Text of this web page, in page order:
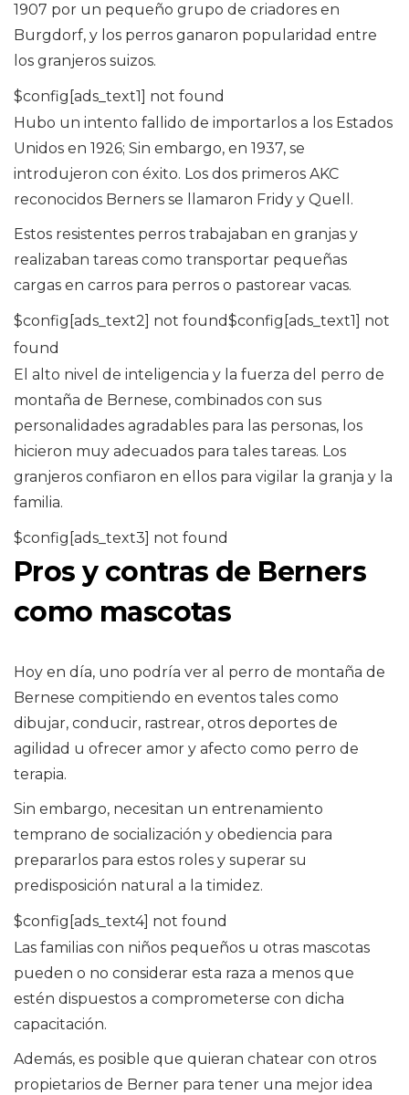
1907 por un pequeño grupo de criadores en
Burgdorf, y los perros ganaron popularidad entre
los granjeros suizos.
$config[ads_text1] not found
Hubo un intento fallido de importarlos a los Estados
Unidos en 1926; Sin embargo, en 1937, se
introdujeron con éxito. Los dos primeros AKC
reconocidos Berners se llamaron Fridy y Quell.
Estos resistentes perros trabajaban en granjas y
realizaban tareas como transportar pequeñas
cargas en carros para perros o pastorear vacas.
$config[ads_text2] not found$config[ads_text1] not
found
El alto nivel de inteligencia y la fuerza del perro de
montaña de Bernese, combinados con sus
personalidades agradables para las personas, los
hicieron muy adecuados para tales tareas. Los
granjeros confiaron en ellos para vigilar la granja y la
familia.
$config[ads_text3] not found
Pros y contras de Berners
como mascotas
Hoy en día, uno podría ver al perro de montaña de
Bernese compitiendo en eventos tales como
dibujar, conducir, rastrear, otros deportes de
agilidad u ofrecer amor y afecto como perro de
terapia.
Sin embargo, necesitan un entrenamiento
temprano de socialización y obediencia para
prepararlos para estos roles y superar su
predisposición natural a la timidez.
$config[ads_text4] not found
Las familias con niños pequeños u otras mascotas
pueden o no considerar esta raza a menos que
estén dispuestos a comprometerse con dicha
capacitación.
Además, es posible que quieran chatear con otros
propietarios de Berner para tener una mejor idea